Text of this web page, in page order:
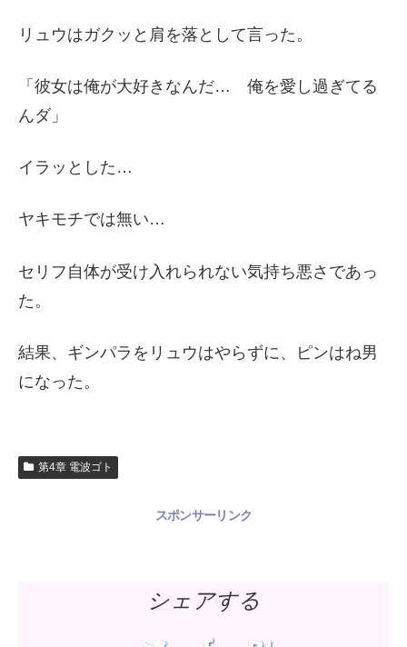
リュウはガクッと肩を落として言った。
「彼女は俺が大好きなんだ… 俺を愛し過ぎてる
んダ」
イラッとした…
ヤキモチでは無い…
セリフ自体が受け入れられない気持ち悪さであっ
た。
結果、ギンパラをリュウはやらずに、ピンはね男
になった。
第4章 電波ゴト
スポンサーリンク
シェアする